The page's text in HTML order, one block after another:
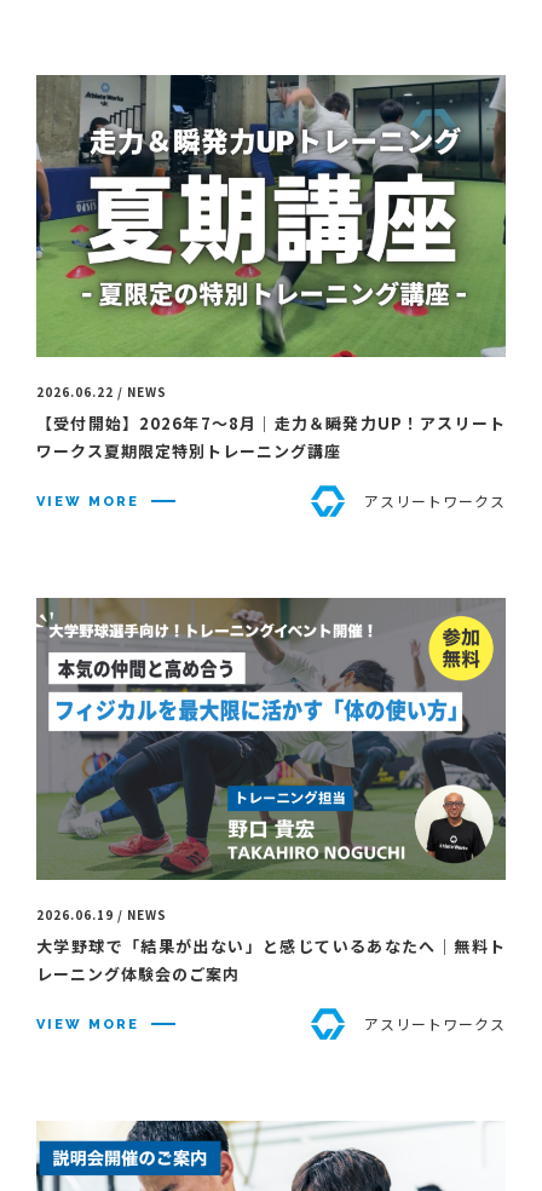
2026.06.22 / NEWS
【受付開始】2026年7〜8月｜走力＆瞬発力UP！アスリート
ワークス夏期限定特別トレーニング講座
VIEW MORE アスリートワークス
2026.06.19 / NEWS
大学野球で「結果が出ない」と感じているあなたへ｜無料ト
レーニング体験会のご案内
VIEW MORE アスリートワークス